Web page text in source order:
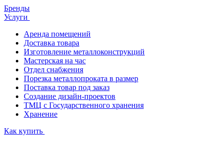
Бренды
Услуги
Аренда помещений
Доставка товара
Изготовление металлоконструкций
Мастерская на час
Отдел снабжения
Порезка металлопроката в размер
Поставка товар под заказ
Создание дизайн-проектов
ТМЦ с Государственного хранения
Хранение
Как купить